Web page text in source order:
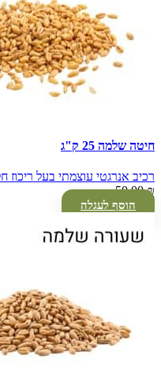
חיטה שלמה 25 ק"ג
רכיב אנרגטי עוצמתי בעל
50.00₪
הוסף לעגלה